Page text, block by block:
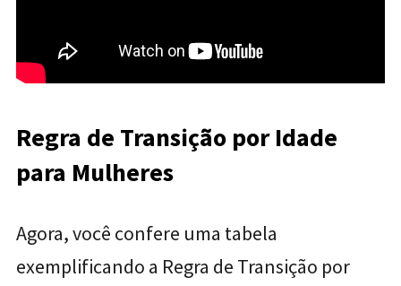
Regra de Transição por Idade
para Mulheres
Agora, você confere uma tabela
exemplificando a Regra de Transição por